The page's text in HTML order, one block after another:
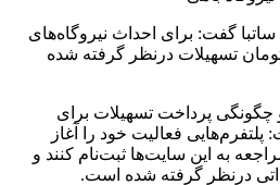
گفت: برای احداث نیروگاه‌های
تا ۳۰۰میلیون تومان تسهیلات درنظر گرفته شده
چگونگی پرداخت تسهیلات برای
فعالیت خود را آغاز
به این سایت‌ها ثبت‌نام کنند و
درنظر گرفته شده است.